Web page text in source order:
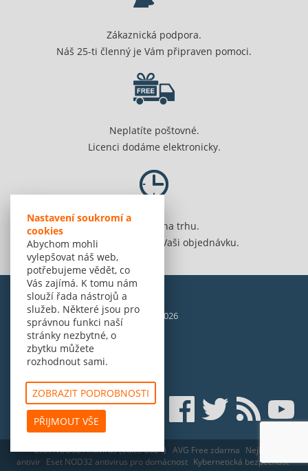
Nastavení soukromí a
cookies
Abychom mohli
vylepšovat náš web,
potřebujeme vědět, co
Vás zajímá. K tomu nám
slouží řada nástrojů a
služeb. Některé jsou pro
správnou funkci naší
stránky nezbytné, o
zbytku můžete
rozhodnout sami.
ZOBRAZIT PODROBNOSTI
PŘIJMOUT VŠE
Zákaznická podpora.
Náš 25-ti členný je Vám připraven pomoci.
Neplatíte poštovné.
Licenci dodáme elektronicky.
Jsme 20 let na trhu.
Spolehlivě vyřídíme Vaši objednávku.
© Amenit Software Solutions, 1998 - 2026
Powered bynopCommerce
Eset NOD32 Antivirus (edice 2024) AVG Free zdarma Nejlepší
antivir Eset NOD32 antivirus pro domácnost Kybernetická bezpečnost